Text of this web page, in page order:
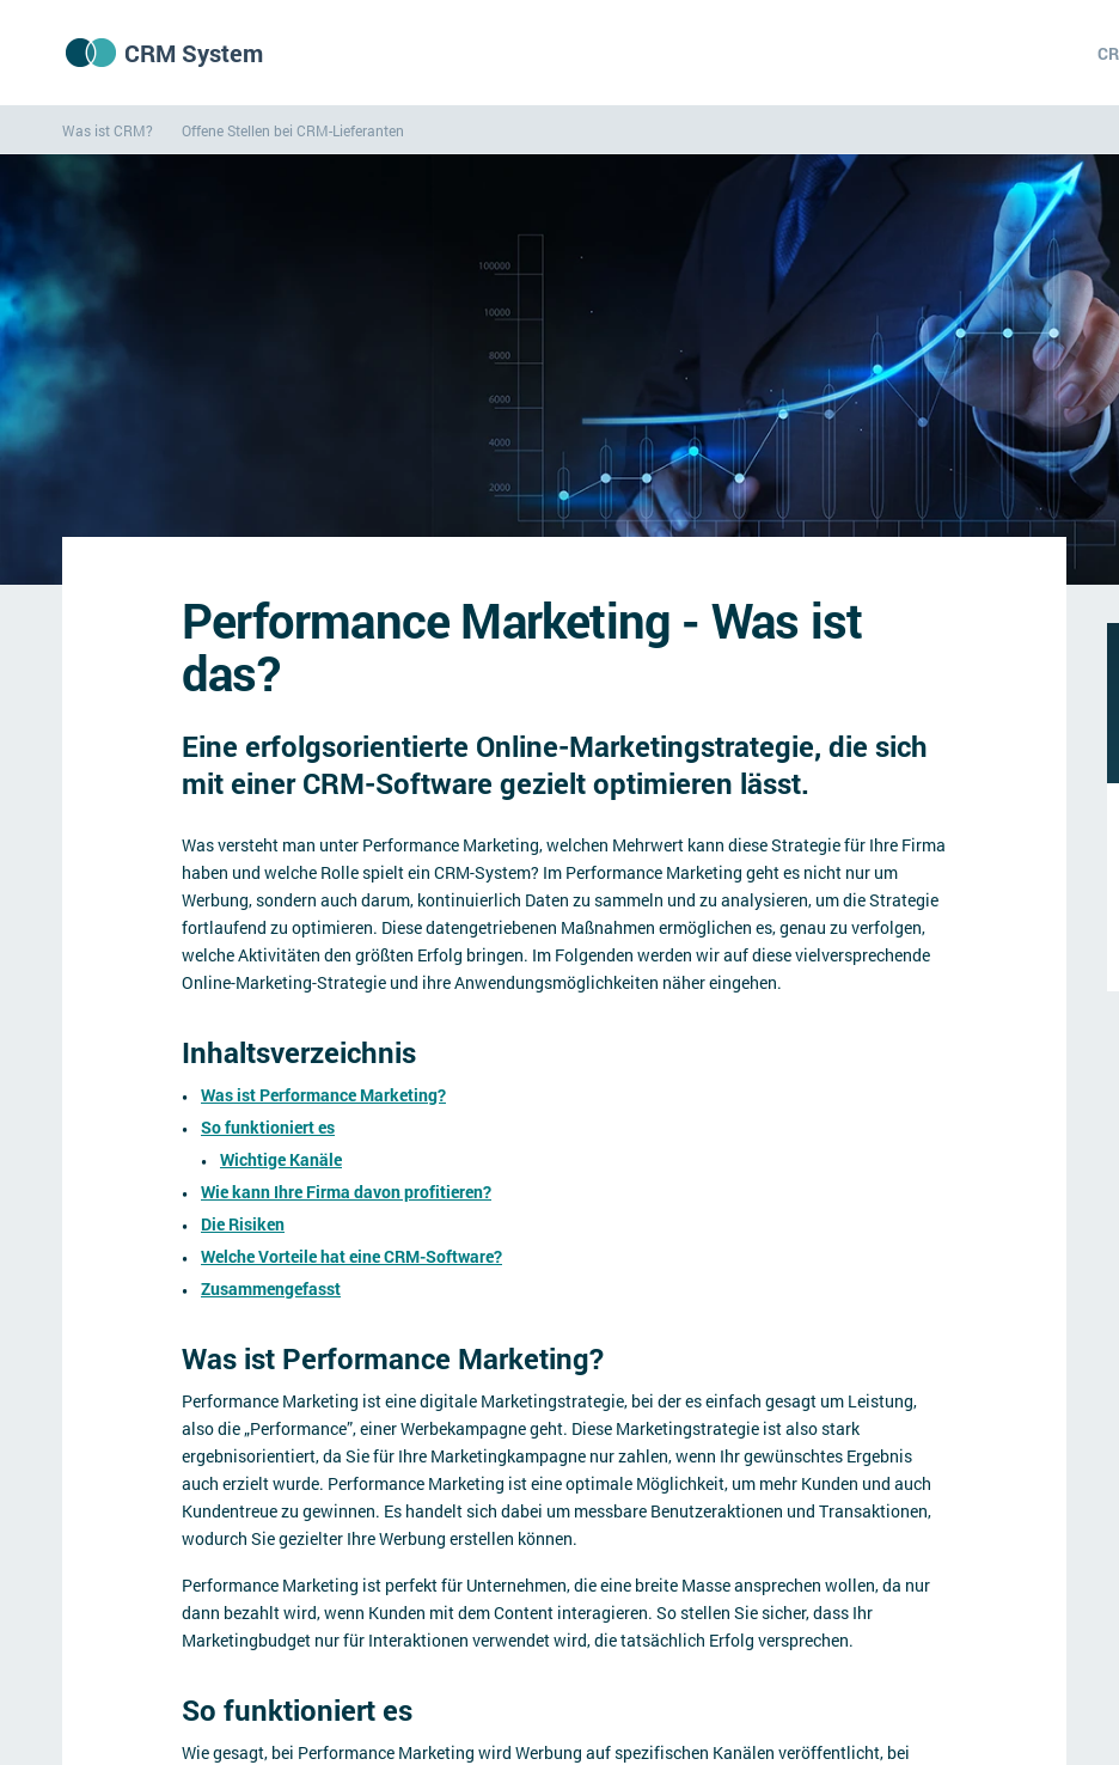
CRM System
Was ist CRM? Offene Stellen bei CRM-Lieferanten
Performance Marketing - Was ist
das?
Eine erfolgsorientierte Online-Marketingstrategie, die sich
mit einer CRM-Software gezielt optimieren lässt.
Was versteht man unter Performance Marketing, welchen Mehrwert kann diese Strategie für Ihre Firma
haben und welche Rolle spielt ein CRM-System? Im Performance Marketing geht es nicht nur um
Werbung, sondern auch darum, kontinuierlich Daten zu sammeln und zu analysieren, um die Strategie
fortlaufend zu optimieren. Diese datengetriebenen Maßnahmen ermöglichen es, genau zu verfolgen,
welche Aktivitäten den größten Erfolg bringen. Im Folgenden werden wir auf diese vielversprechende
Online-Marketing-Strategie und ihre Anwendungsmöglichkeiten näher eingehen.
Inhaltsverzeichnis
Was ist Performance Marketing?
So funktioniert es
Wichtige Kanäle
Wie kann Ihre Firma davon profitieren?
Die Risiken
Welche Vorteile hat eine CRM-Software?
Zusammengefasst
Was ist Performance Marketing?
Performance Marketing ist eine digitale Marketingstrategie, bei der es einfach gesagt um Leistung,
also die „Performance”, einer Werbekampagne geht. Diese Marketingstrategie ist also stark
ergebnisorientiert, da Sie für Ihre Marketingkampagne nur zahlen, wenn Ihr gewünschtes Ergebnis
auch erzielt wurde. Performance Marketing ist eine optimale Möglichkeit, um mehr Kunden und auch
Kundentreue zu gewinnen. Es handelt sich dabei um messbare Benutzeraktionen und Transaktionen,
wodurch Sie gezielter Ihre Werbung erstellen können.
Performance Marketing ist perfekt für Unternehmen, die eine breite Masse ansprechen wollen, da nur
dann bezahlt wird, wenn Kunden mit dem Content interagieren. So stellen Sie sicher, dass Ihr
Marketingbudget nur für Interaktionen verwendet wird, die tatsächlich Erfolg versprechen.
So funktioniert es
Wie gesagt, bei Performance Marketing wird Werbung auf spezifischen Kanälen veröffentlicht, bei